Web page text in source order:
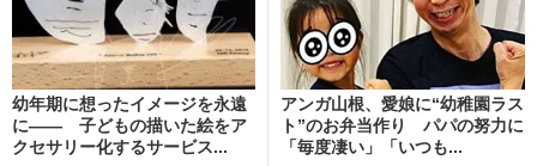
幼年期に想ったイメージを永遠
に―― 子どもの描いた絵をア
クセサリー化するサービス...
アンガ山根、愛娘に“幼稚園ラス
ト”のお弁当作り パパの努力に
「毎度凄い」「いつも...